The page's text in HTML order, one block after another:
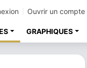
Ouvrir un compte
GRAPHIQUES